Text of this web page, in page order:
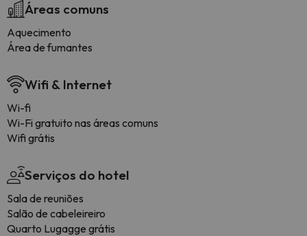
Áreas comuns
Aquecimento
Área de fumantes
Wifi & Internet
Wi-fi
Wi-Fi gratuito nas áreas comuns
Wifi grátis
Serviços do hotel
Sala de reuniões
Salão de cabeleireiro
Quarto Lugagge grátis